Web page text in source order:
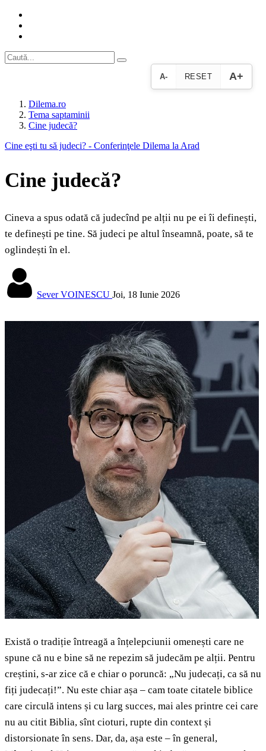
A- RESET A+
Dilema.ro
Tema saptaminii
Cine judecă?
Cine eşti tu să judeci? - Conferinţele Dilema la Arad
Cine judecă?
Cineva a spus odată că judecînd pe alții nu pe ei îi definești,
te definești pe tine. Să judeci pe altul înseamnă, poate, să te
oglindești în el.
Sever VOINESCU Joi, 18 Iunie 2026
Există o tradiție întreagă a înțelepciunii omenești care ne
spune că nu e bine să ne repezim să judecăm pe alții. Pentru
creștini, s-ar zice că e chiar o poruncă: „Nu judecați, ca să nu
fiți judecați!”. Nu este chiar așa – cam toate citatele biblice
care circulă intens și cu larg succes, mai ales printre cei care
nu au citit Biblia, sînt cioturi, rupte din context și
distorsionate în sens. Dar, da, așa este – în general,